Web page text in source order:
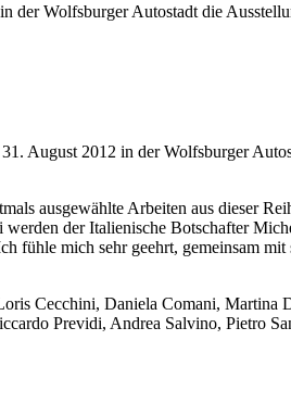
Wolfsburger Autostadt die
August 2012 in der Wolfsburger
ausgewählte Arbeiten aus dieser
der Italienische Botschafter
fühle mich sehr geehrt, gemeinsam
Cecchini, Daniela Comani,
Previdi, Andrea Salvino, Pietro